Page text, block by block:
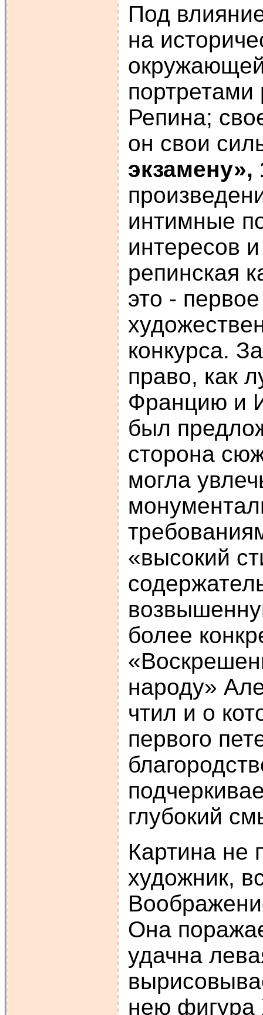
Под
на
Репина;
он свои
экзамену»,
интимные
интересов
репинская
это -
конкурса.
право, как
Францию и
был
сторона
могла
«высокий
более
народу»
чтил и о
первого
глубокий
Картина не
художник,
Она
удачна
нею фигура